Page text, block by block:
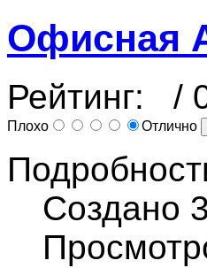
Офисная
Рейтинг: /
Плохо Отлично
Создано